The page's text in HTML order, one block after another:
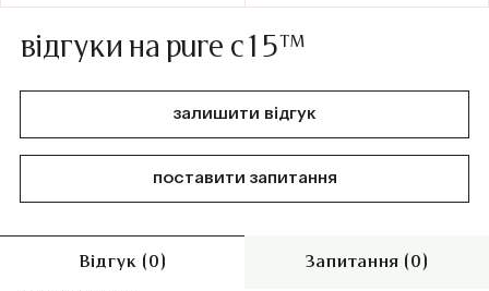
відгуки на pure c15™
залишити відгук
поставити запитання
Відгук (0) Запитання (0)